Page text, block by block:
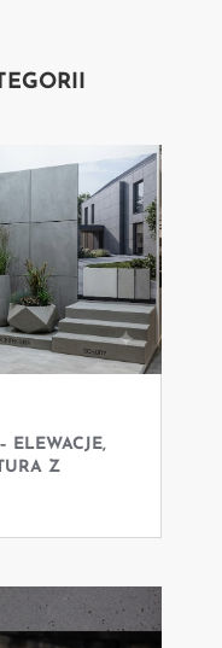
ELEWACJE,
Z